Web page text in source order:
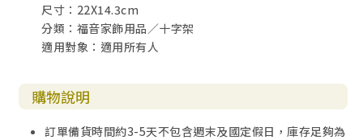
尺寸：22X14.3cm
分類：福音家飾用品／十字架
適用對象：適用所有人
購物說明
訂單備貨時間約3-5天不包含週末及國定假日，庫存足夠為